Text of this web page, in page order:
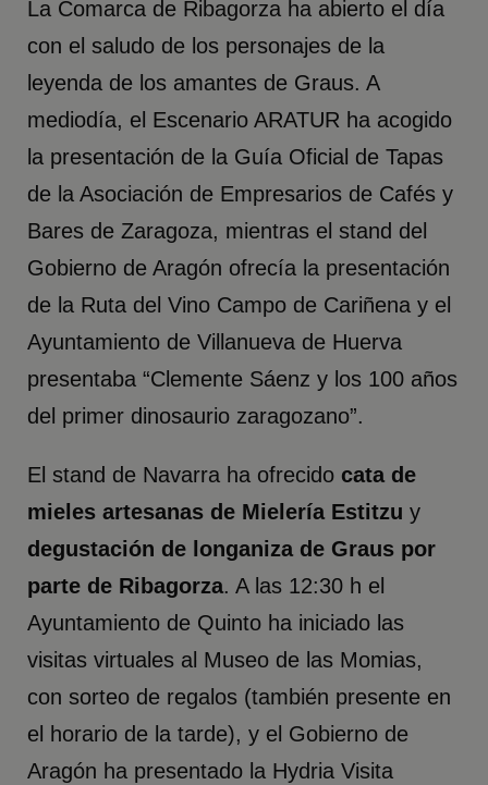
La Comarca de Ribagorza ha abierto el día
con el saludo de los personajes de la
leyenda de los amantes de Graus. A
mediodía, el Escenario ARATUR ha acogido
la presentación de la Guía Oficial de Tapas
de la Asociación de Empresarios de Cafés y
Bares de Zaragoza, mientras el stand del
Gobierno de Aragón ofrecía la presentación
de la Ruta del Vino Campo de Cariñena y el
Ayuntamiento de Villanueva de Huerva
presentaba “Clemente Sáenz y los 100 años
del primer dinosaurio zaragozano”.
El stand de Navarra ha ofrecidocata de
mieles artesanas de Mielería Estitzu y
degustación de longaniza de Graus por
parte de Ribagorza. A las 12:30 h el
Ayuntamiento de Quinto ha iniciado las
visitas virtuales al Museo de las Momias,
con sorteo de regalos (también presente en
el horario de la tarde), y el Gobierno de
Aragón ha presentado la Hydria Visita